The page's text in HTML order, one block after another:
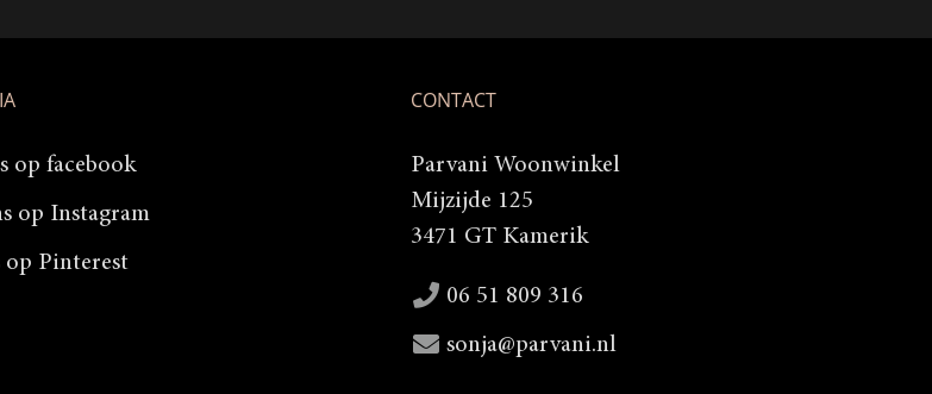
op facebook
op Instagram
op Pinterest
CONTACT
Parvani Woonwinkel
Mijzijde 125
3471 GT Kamerik
06 51 809 316
sonja@parvani.nl